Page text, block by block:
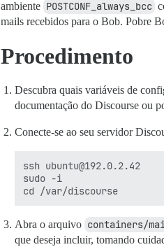
ambiente POSTCONF_always_bcc
mails recebidos para o Bob. Pobre
Procedimento
Descubra quais variáveis de
documentação do Discourse ou
Conecte-se ao seu servidor
ssh ubuntu@192.0.2.42
sudo -i
Abra o arquivo containers/
que deseja incluir, tomando